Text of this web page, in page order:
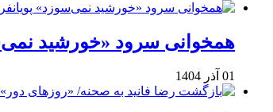
همخوانی سرود «خورشید نمی‌سوزد» پویانفر
01 آذر 1404